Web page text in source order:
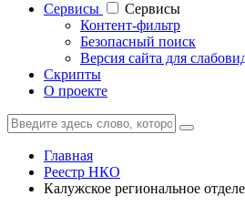
Cервисы
Cервисы
Контент-фильтр
Безопасный поиск
Версия сайта для
Скрипты
О проекте
Главная
Реестр НКО
Калужское региональное